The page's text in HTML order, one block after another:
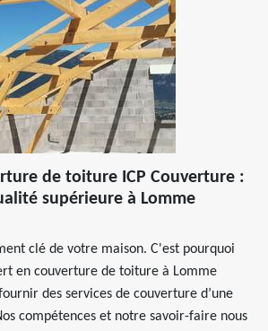
de toiture ICP Couverture :
supérieure à Lomme
clé de votre maison. C'est pourquoi
en couverture de toiture à Lomme
des services de couverture d’une
compétences et notre savoir-faire nous